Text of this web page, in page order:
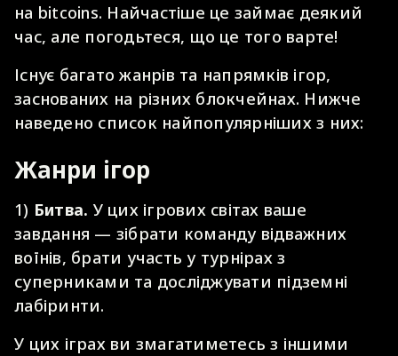
на bitcoins. Найчастіше це займає деякий
час, але погодьтеся, що це того варте!
Існує багато жанрів та напрямків ігор,
заснованих на різних блокчейнах. Нижче
наведено список найпопулярніших з них:
Жанри ігор
1) Битва. У цих ігрових світах ваше
завдання — зібрати команду відважних
воїнів, брати участь у турнірах з
суперниками та досліджувати підземні
лабіринти.
У цих іграх ви змагатиметесь з іншими